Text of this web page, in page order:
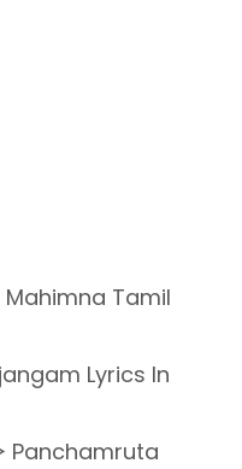
Mahimna Tamil
Lyrics In
Panchamruta